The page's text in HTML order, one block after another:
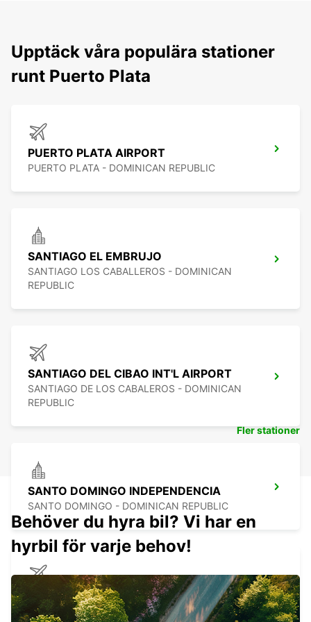
Upptäck våra populära stationer
runt Puerto Plata
PUERTO PLATA AIRPORT
PUERTO PLATA - DOMINICAN REPUBLIC
SANTIAGO EL EMBRUJO
SANTIAGO LOS CABALLEROS - DOMINICAN
REPUBLIC
SANTIAGO DEL CIBAO INT'L AIRPORT
SANTIAGO DE LOS CABALEROS - DOMINICAN
REPUBLIC
SANTO DOMINGO INDEPENDENCIA
SANTO DOMINGO - DOMINICAN REPUBLIC
SANTO DOMINGO LAS AMERICAS
AIRPORT
Fler stationer
Behöver du hyra bil? Vi har en
hyrbil för varje behov!